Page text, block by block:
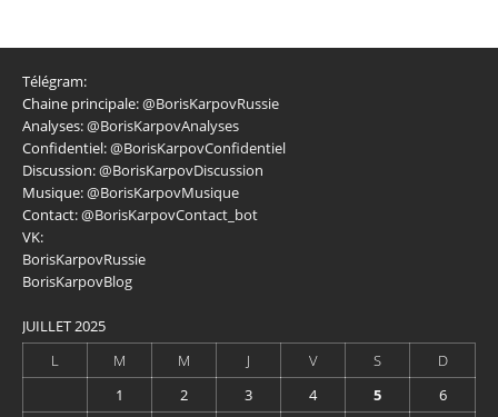
Télégram:
Chaine principale:@BorisKarpovRussie
Analyses:@BorisKarpovAnalyses
Confidentiel:@BorisKarpovConfidentiel
Discussion:@BorisKarpovDiscussion
Musique:@BorisKarpovMusique
Contact:@BorisKarpovContact_bot
VK:
BorisKarpovRussie
BorisKarpovBlog
JUILLET 2025
L
M M J V S
D
1
2 3 4 5
6